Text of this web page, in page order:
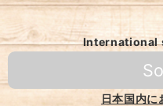
International
日本国内に